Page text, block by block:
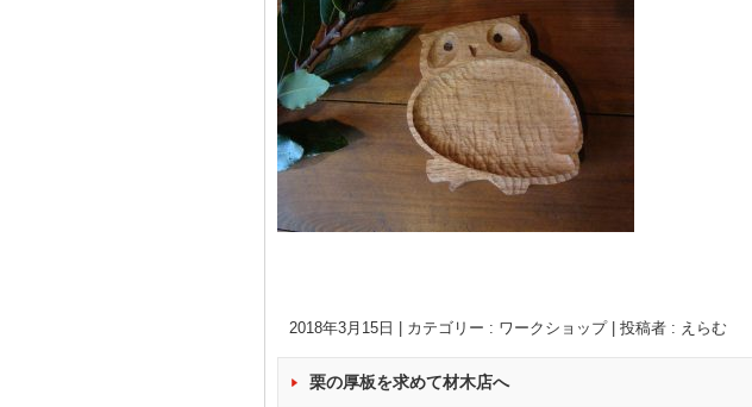
2018年3月15日 カテゴリー : ワークショップ 投稿者 : えらむ
栗の厚板を求めて材木店へ